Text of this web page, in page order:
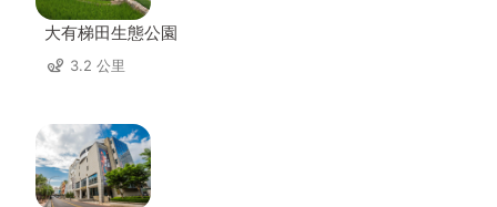
大有梯田生態公園
3.2 公里